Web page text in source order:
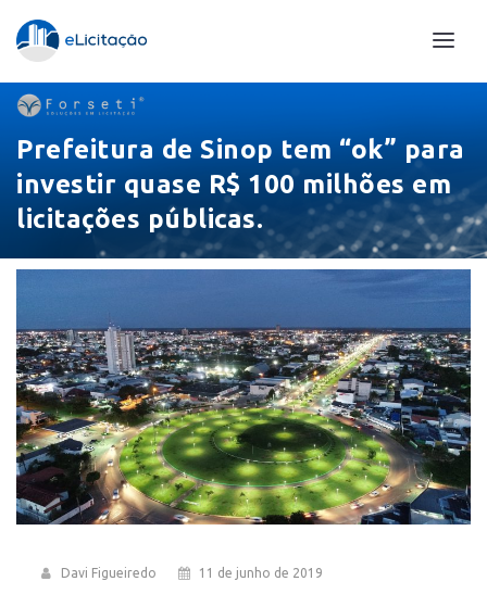
Prefeitura de Sinop tem “ok” para
investir quase R$ 100 milhões em
licitações públicas.
Davi Figueiredo 11 de junho de 2019